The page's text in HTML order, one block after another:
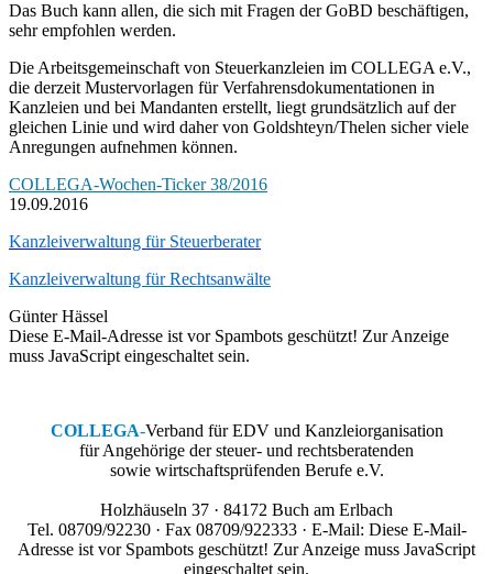
Das Buch kann allen, die sich mit Fragen der GoBD beschäftigen,
sehr empfohlen werden.
Die Arbeitsgemeinschaft von Steuerkanzleien im COLLEGA e.V.,
die derzeit Mustervorlagen für Verfahrensdokumentationen in
Kanzleien und bei Mandanten erstellt, liegt grundsätzlich auf der
gleichen Linie und wird daher von Goldshteyn/Thelen sicher viele
Anregungen aufnehmen können.
COLLEGA-Wochen-Ticker 38/2016
19.09.2016
Kanzleiverwaltung für Steuerberater
Kanzleiverwaltung für Rechtsanwälte
Günter Hässel
Diese E-Mail-Adresse ist vor Spambots geschützt! Zur Anzeige
muss JavaScript eingeschaltet sein.
COLLEGA-Verband für EDV und Kanzleiorganisation
für Angehörige der steuer- und rechtsberatenden
sowie wirtschaftsprüfenden Berufe e.V.
Holzhäuseln 37 · 84172 Buch am Erlbach
Tel. 08709/92230 · Fax 08709/922333 · E-Mail: Diese E-Mail-
Adresse ist vor Spambots geschützt! Zur Anzeige muss JavaScript
eingeschaltet sein.